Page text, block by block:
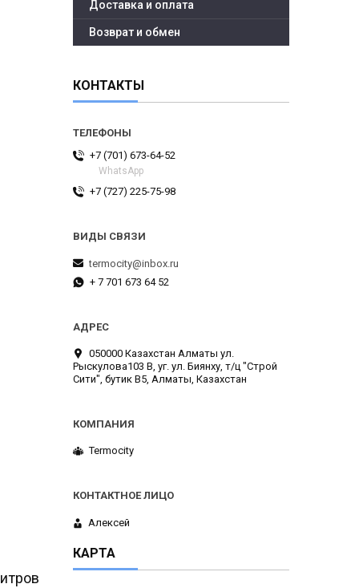
Доставка и оплата
Возврат и обмен
КОНТАКТЫ
+7 (701) 673-64-52
WhatsApp
+7 (727) 225-75-98
termocity@inbox.ru
+ 7 701 673 64 52
050000 Казахстан Алматы ул.
Рыскулова103 В, уг. ул. Биянху, т/ц "Строй
Сити", бутик В5, Алматы, Казахстан
Termocity
Алексей
КАРТА